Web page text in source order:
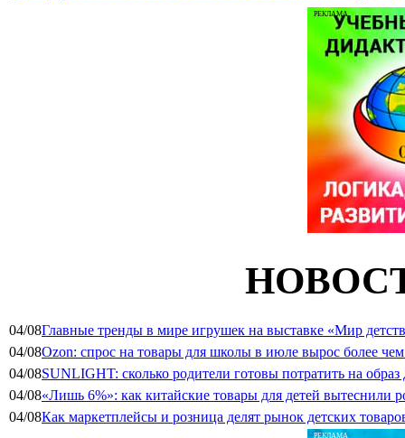
РЕКЛАМА
04/08Главные тренды в мире игрушек на выставке «Мир
04/08Ozon: спрос на товары для школы в июле вырос более чем
04/08SUNLIGHT: сколько родители готовы потратить на
04/08«Лишь 6%»: как китайские товары для детей вытеснили
04/08Как маркетплейсы и розница делят рынок детских
РЕКЛАМА